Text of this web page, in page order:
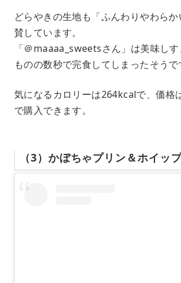
どらやきの生地も「ふんわりやわら
賛しています。
「＠maaaa_sweetsさん」は美味しす
ものの数秒で完食してしまったそうで
気になるカロリーは264kcalで、価格
で購入できます。
（3）かぼちゃプリン＆ホイッ